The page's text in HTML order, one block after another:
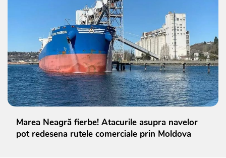
Marea Neagră fierbe! Atacurile asupra navelor
pot redesena rutele comerciale prin Moldova